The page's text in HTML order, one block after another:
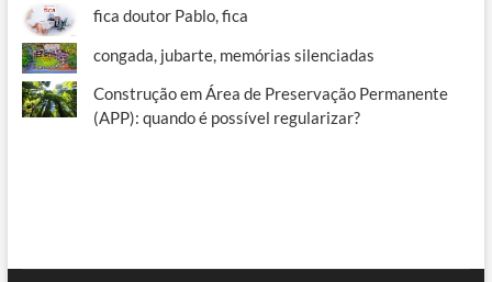
fica doutor Pablo, fica
congada, jubarte, memórias silenciadas
Construção em Área de Preservação Permanente
(APP): quando é possível regularizar?